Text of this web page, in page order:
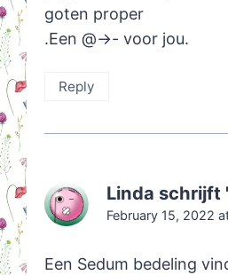
goten proper
.Een @->- voor jou.
Reply
Linda schrijft
February 15, 2022
Een Sedum bedeling